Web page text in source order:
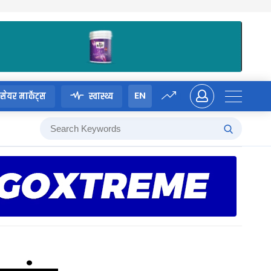
सेयर मार्केट्स स्वास्थ्य EN